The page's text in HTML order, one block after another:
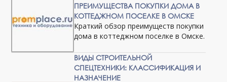
ПРЕИМУЩЕСТВА ПОКУПКИ ДОМА В
КОТТЕДЖНОМ ПОСЕЛКЕ В ОМСКЕ
Краткий обзор преимуществ покупки
дома в коттеджном поселке в Омске.
ВИДЫ СТРОИТЕЛЬНОЙ
СПЕЦТЕХНИКИ: КЛАССИФИКАЦИЯ И
НАЗНАЧЕНИЕ